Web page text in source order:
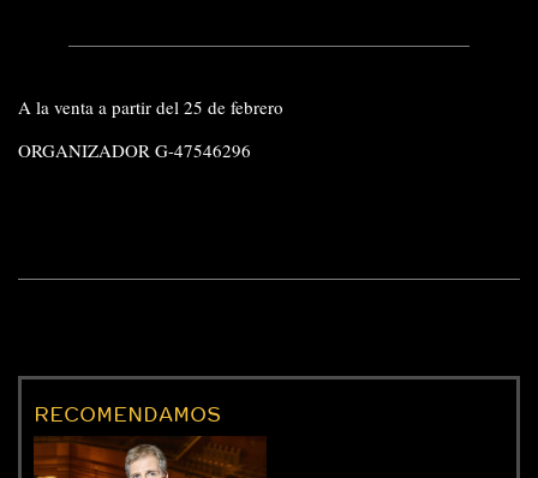
A la venta a partir del 25 de febrero
ORGANIZADOR G-47546296
RECOMENDAMOS